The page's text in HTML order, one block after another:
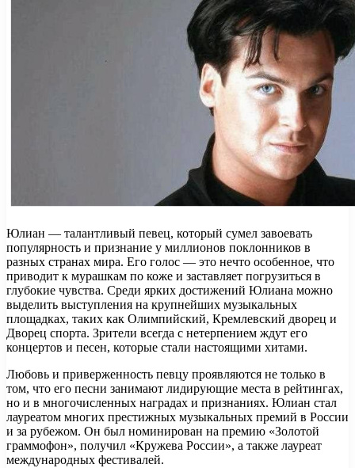
Юлиан — талантливый певец, который сумел завоевать
популярность и признание у миллионов поклонников в
разных странах мира. Его голос — это нечто особенное, что
приводит к мурашкам по коже и заставляет погрузиться в
глубокие чувства. Среди ярких достижений Юлиана можно
выделить выступления на крупнейших музыкальных
площадках, таких как Олимпийский, Кремлевский дворец и
Дворец спорта. Зрители всегда с нетерпением ждут его
концертов и песен, которые стали настоящими хитами.
Любовь и приверженность певцу проявляются не только в
том, что его песни занимают лидирующие места в рейтингах,
но и в многочисленных наградах и признаниях. Юлиан стал
лауреатом многих престижных музыкальных премий в России
и за рубежом. Он был номинирован на премию «Золотой
граммофон», получил «Кружева России», а также лауреат
международных фестивалей.